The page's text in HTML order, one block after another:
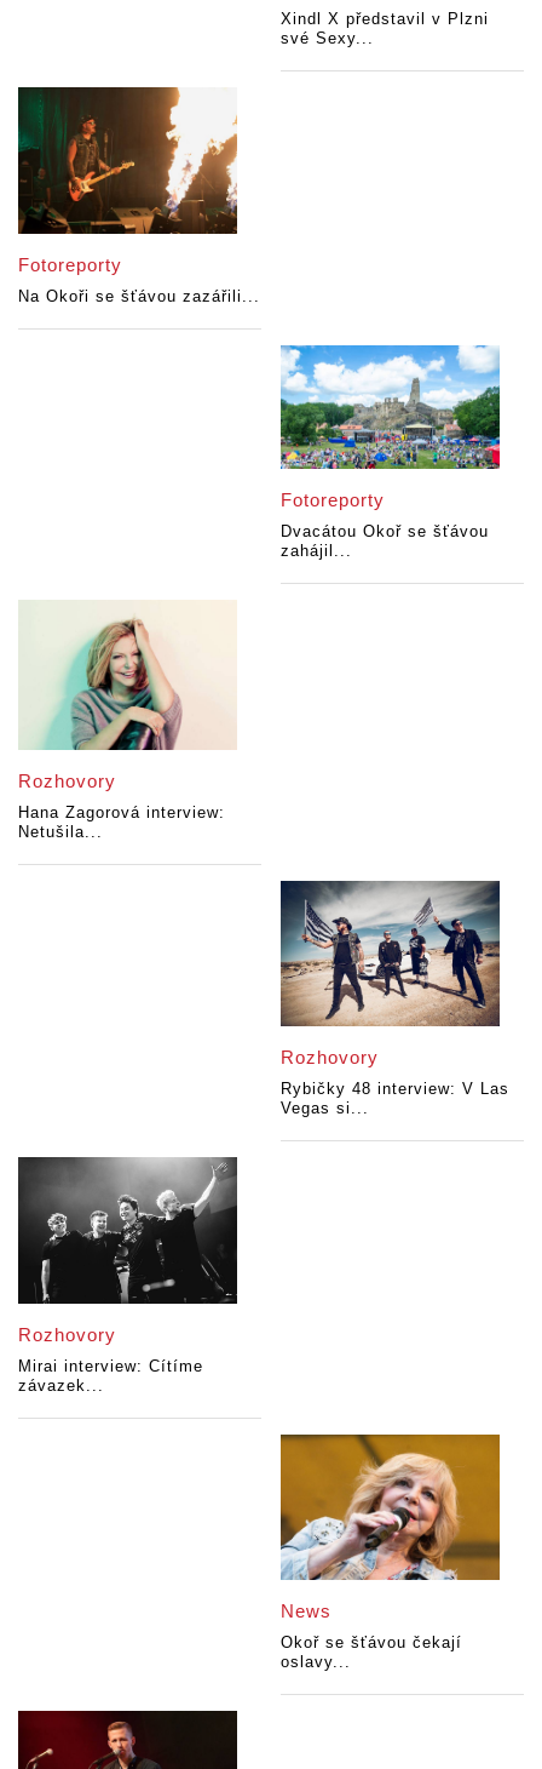
Xindl X představil v Plzni
své Sexy...
Fotoreporty
Na Okoři se šťávou zazářili...
Fotoreporty
Dvacátou Okoř se šťávou
zahájil...
Rozhovory
Hana Zagorová interview:
Netušila...
Rozhovory
Rybičky 48 interview: V Las
Vegas si...
Rozhovory
Mirai interview: Cítíme
závazek...
News
Okoř se šťávou čekají
oslavy...